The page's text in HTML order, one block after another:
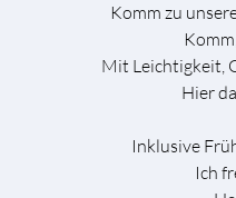
Komm zu
Mit Leichtigkeit,
Hier
Inklusive
Ich